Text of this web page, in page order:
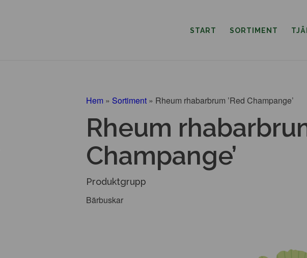
START SORTIMENT
Hem » Sortiment » Rheum rhabarbrum ’Red Champange’
Rheum
Champange’
Produktgrupp
Bärbuskar